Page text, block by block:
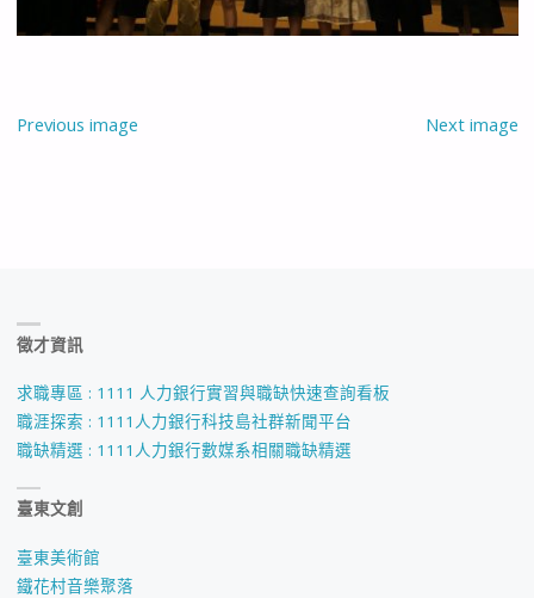
Previous image Next image
徵才資訊
求職專區 : 1111 人力銀行實習與職缺快速查詢看板
職涯探索 : 1111人力銀行科技島社群新聞平台
職缺精選 : 1111人力銀行數媒系相關職缺精選
臺東文創
臺東美術館
鐵花村音樂聚落